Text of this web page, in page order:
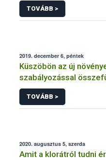
TOVÁBB >
2019. december 6, péntek
Küszöbön az új
szabályozással
rendelet megjelenése
TOVÁBB >
2020. augusztus 5, szerda
Amit a klorátról tudni